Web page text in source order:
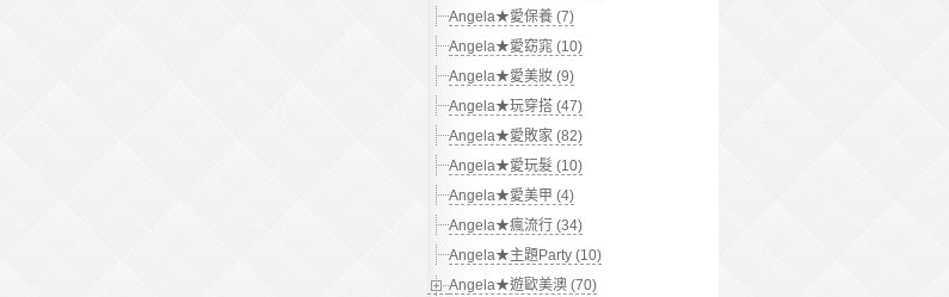
Angela★愛保養 (7)
Angela★愛窈窕 (10)
Angela★愛美妝 (9)
Angela★玩穿搭 (47)
Angela★愛敗家 (82)
Angela★愛玩髮 (10)
Angela★愛美甲 (4)
Angela★瘋流行 (34)
Angela★主題Party (10)
Angela★遊歐美澳 (70)